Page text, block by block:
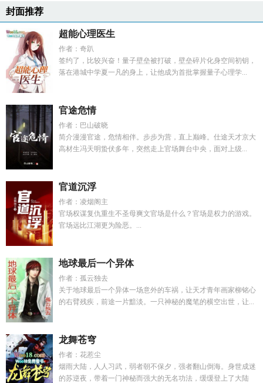
封面推荐
超能心理医生
作者：奇趴
签约了，比较兴奋！量子壁垒被打破，壁垒碎片化身空间初钥，
落在港城中学夏一凡的身上，让他成为首批掌握量子心理学...
官途危情
作者：巴山破晓
简介漫漫官途，危情相伴。步步为营，直上巅峰。仕途天才京大
高材生冯天明蛰伏多年，突然走上官场舞台中央，面对上级...
官道沉浮
作者：凌烟阁主
官场权谋复仇重生不圣母爽文官场是什么？官场是权力的游戏。
官场远比江湖更为险恶。...
地球最后一个异体
作者：孤云独去
关于地球最后一个异体一场意外的车祸，让天才青年画家柳铭心
的右臂残疾，前途一片黯淡。一只神秘的魔笔的横空出世，让...
龙舞苍穹
作者：花惹尘
烟雨大陆，人人习武，弱者朝不保夕，强者翻山倒海。身世成迷
的苏逆夜，带着一门神秘而强大的无名功法，缓缓登上了大陆